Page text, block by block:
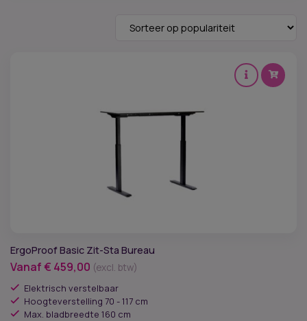
ErgoProof Basic Zit-Sta Bureau
Vanaf€ 459,00 (excl. btw)
Elektrisch verstelbaar
Hoogteverstelling 70 - 117 cm
Max. bladbreedte 160 cm